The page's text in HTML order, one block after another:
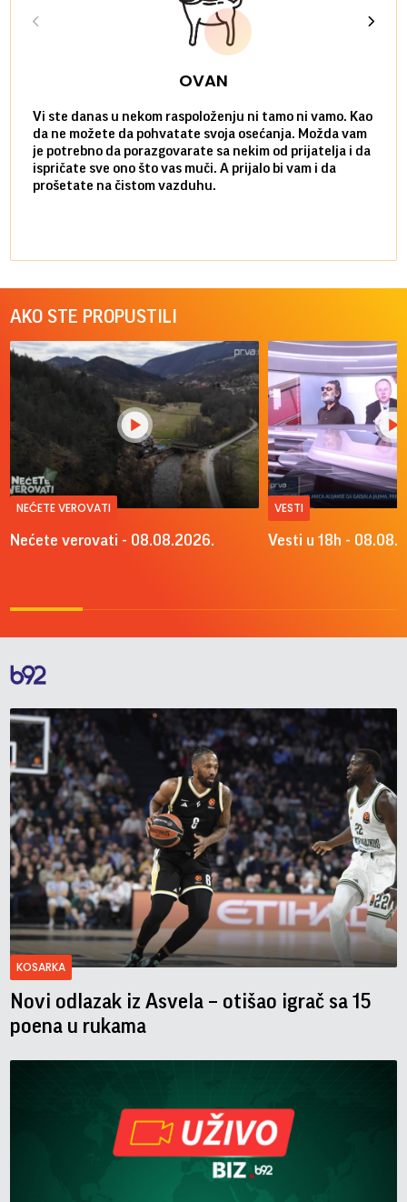
OVAN
Vi ste danas u nekom raspoloženju ni tamo ni vamo. Kao
da ne možete da pohvatate svoja osećanja. Možda vam
je potrebno da porazgovarate sa nekim od prijatelja i da
ispričate sve ono što vas muči. A prijalo bi vam i da
prošetate na čistom vazduhu.
AKO STE PROPUSTILI
NEĆETE VEROVATI
Nećete verovati - 08.08.2026.
VESTI
Vesti u 18h -
KOSARKA
Novi odlazak iz Asvela – otišao igrač sa 15
poena u rukama